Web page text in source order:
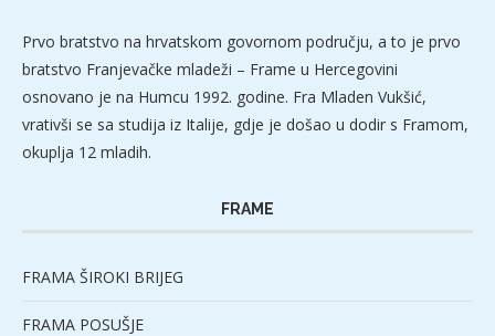
Prvo bratstvo na hrvatskom govornom području, a to je prvo
bratstvo Franjevačke mladeži – Frame u Hercegovini
osnovano je na Humcu 1992. godine. Fra Mladen Vukšić,
vrativši se sa studija iz Italije, gdje je došao u dodir s Framom,
okuplja 12 mladih.
FRAME
FRAMA ŠIROKI BRIJEG
FRAMA POSUŠJE